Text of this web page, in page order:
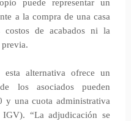
puede representar un
a la compra de una casa
de acabados ni la
alternativa ofrece un
los asociados pueden
y una cuota administrativa
“La adjudicación se